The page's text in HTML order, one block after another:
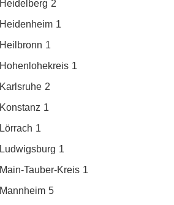
Heidelberg 2
Heidenheim 1
Heilbronn 1
Hohenlohekreis 1
Karlsruhe 2
Konstanz 1
Lörrach 1
Ludwigsburg 1
Main-Tauber-Kreis 1
Mannheim 5